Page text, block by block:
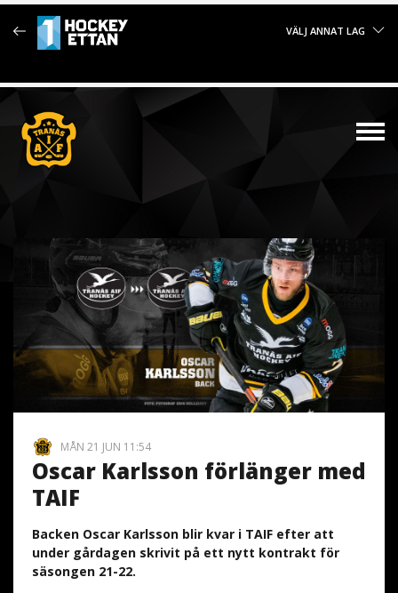
VÄLJ ANNAT LAG
MÅN 21 JUN 11:54
Oscar Karlsson förlänger med
TAIF
Backen Oscar Karlsson blir kvar i TAIF efter att
under gårdagen skrivit på ett nytt kontrakt för
säsongen 21-22.